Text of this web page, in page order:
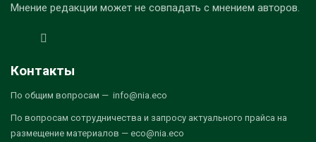
Мнение редакции может не совпадать с мнением авторов.
Контакты
По общим вопросам — info@nia.eco
По вопросам сотрудничества и запросу актуального прайса на
размещение материалов — eco@nia.eco